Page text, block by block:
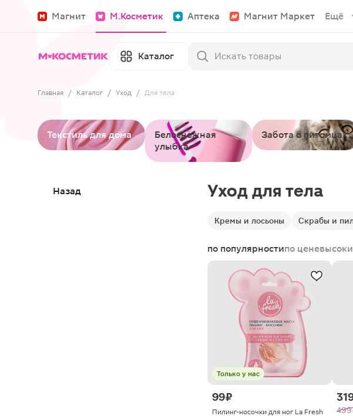
Магнит М.Косметик Аптека Магнит Маркет Ещё
Каталог
Главная / Каталог / Уход / Для тела
Текстиль для дома
Белоснежная
улыбка
Забота о питомцах
Назад Уход для тела
Кремы и лосьоны Скрабы и
по популярностипо цене
Только у нас
99 ₽
Пилинг-носочки для ног La Fresh
499